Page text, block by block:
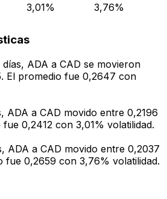
3,01% 3,76%
ADA a CAD se movieron
El promedio fue 0,2647 con
ADA a CAD movido entre 0,2196
0,2412 con 3,01% volatilidad.
ADA a CAD movido entre 0,2037
fue 0,2659 con 3,76% volatilidad.